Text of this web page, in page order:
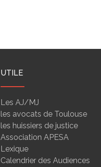
UTILE
Les AJ/MJ
les avocats de Toulouse
les huissiers de justice
Association APESA
Lexique
Calendrier des Audiences